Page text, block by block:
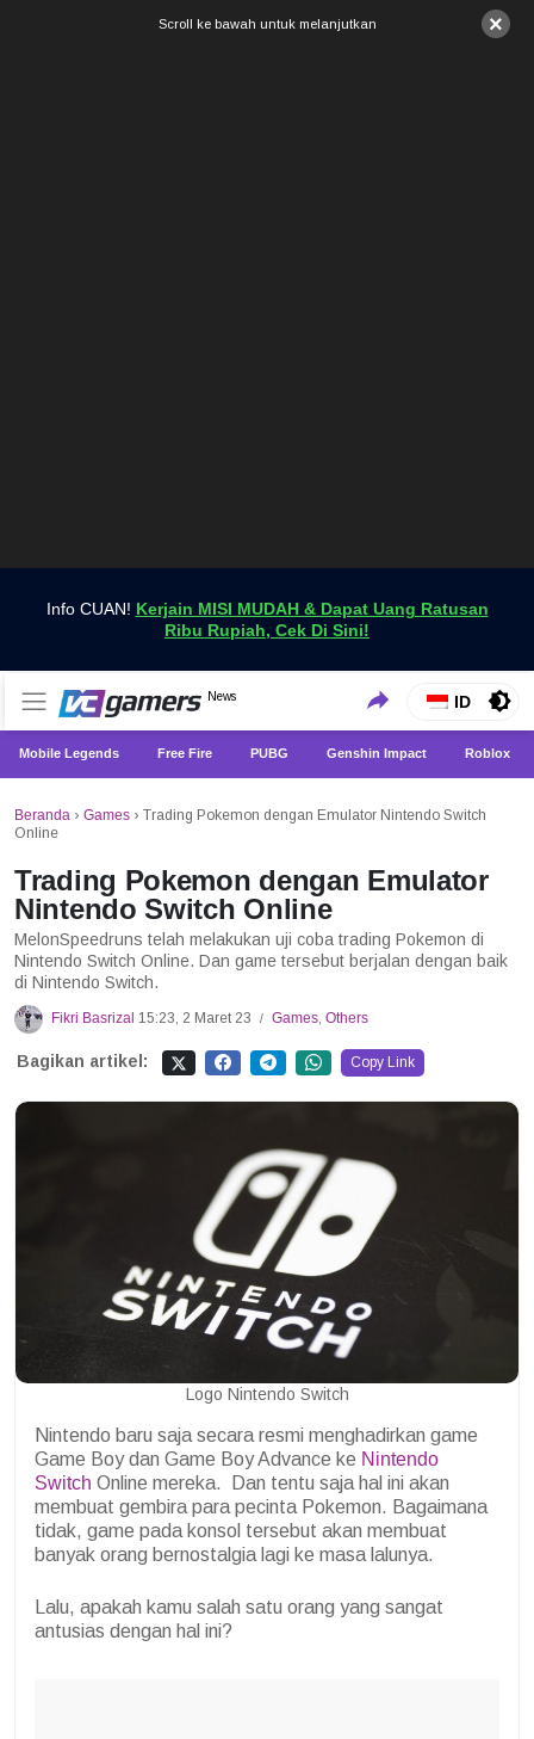
×
Scroll ke bawah untuk melanjutkan
Info CUAN! Kerjain MISI MUDAH & Dapat Uang Ratusan
Ribu Rupiah, Cek Di Sini!
VCGamers News
News
Dapatkan Berita Games Terbaru Hanya di VCGamers
ID
Mobile Legends Free Fire PUBG Genshin Impact Roblox
Beranda › Games › Trading Pokemon dengan Emulator Nintendo Switch
Online
Trading Pokemon dengan Emulator
Nintendo Switch Online
MelonSpeedruns telah melakukan uji coba trading Pokemon di
Nintendo Switch Online. Dan game tersebut berjalan dengan baik
di Nintendo Switch.
Fikri Basrizal 15:23, 2 Maret 23 / Games, Others
Bagikan artikel: Copy Link
Logo Nintendo Switch
Nintendo baru saja secara resmi menghadirkan game
Game Boy dan Game Boy Advance ke Nintendo
Switch Online mereka.
Dan tentu saja hal ini akan
membuat gembira para pecinta Pokemon. Bagaimana
tidak, game pada konsol tersebut akan membuat
banyak orang bernostalgia lagi ke masa lalunya.
Lalu, apakah kamu salah satu orang yang sangat
antusias dengan hal ini?